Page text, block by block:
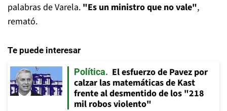
palabras de Varela. "Es un ministro que no vale",
remató.
Te puede interesar
Política
El esfuerzo de Pavez por
calzar las matemáticas de Kast
frente al desmentido de los "218
mil robos violento"